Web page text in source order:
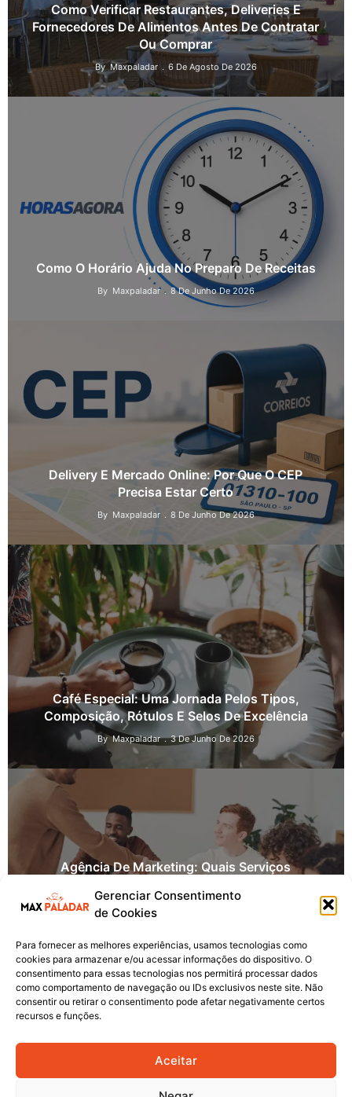
Gerenciar Consentimento
de Cookies
Para fornecer as melhores experiências, usamos tecnologias como
cookies para armazenar e/ou acessar informações do dispositivo. O
consentimento para essas tecnologias nos permitirá processar dados
como comportamento de navegação ou IDs exclusivos neste site. Não
consentir ou retirar o consentimento pode afetar negativamente certos
recursos e funções.
Aceitar
Como Verificar Restaurantes, Deliveries E
Fornecedores De Alimentos Antes De Contratar
Ou Comprar
By Maxpaladar 6 De Agosto De 2026
Como O Horário Ajuda No Preparo De Receitas
By Maxpaladar 8 De Junho De 2026
Delivery E Mercado Online: Por Que O CEP
Precisa Estar Certo
By Maxpaladar 8 De Junho De 2026
Café Especial: Uma Jornada Pelos Tipos,
Composição, Rótulos E Selos De Excelência
By Maxpaladar 3 De Junho De 2026
Agência De Marketing: Quais Serviços
By Maxpaladar